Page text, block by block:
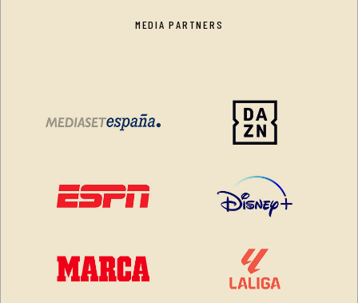
MEDIA PARTNERS